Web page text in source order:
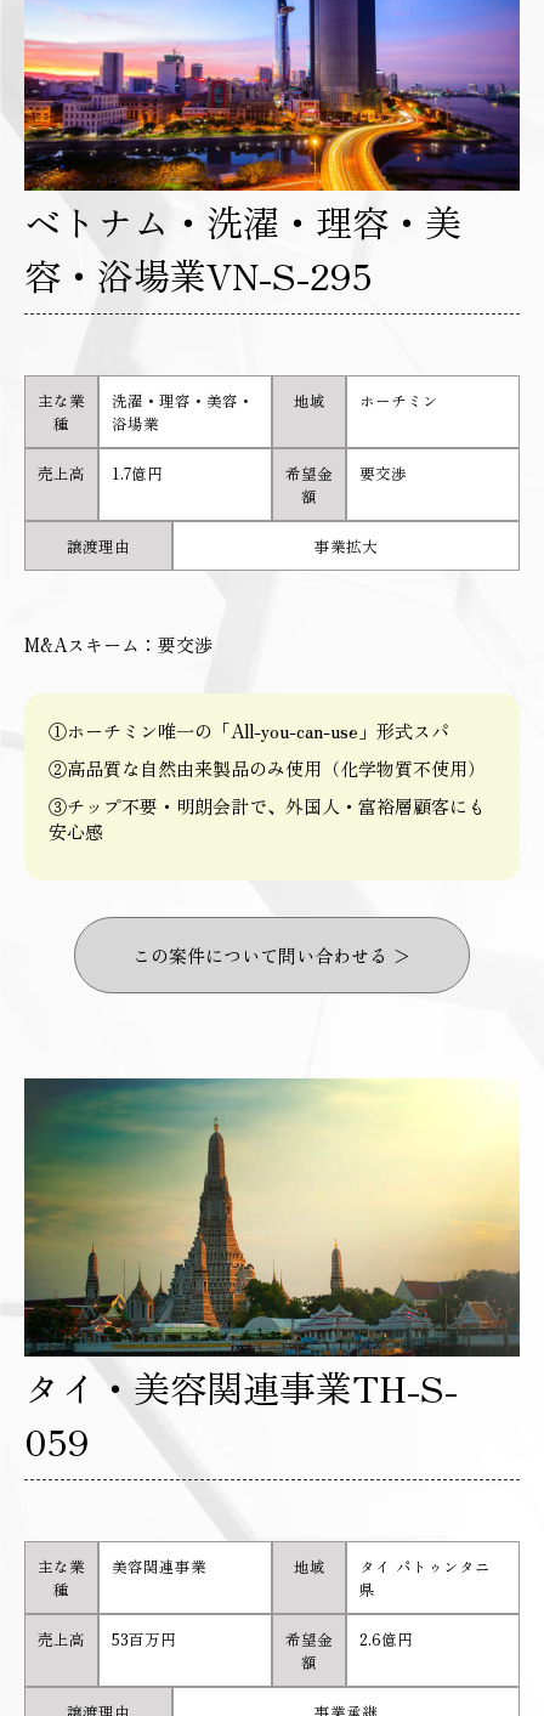
ベトナム・洗濯・理容・美
容・浴場業VN-S-295
主な業
種
洗濯・理容・美容・
浴場業
地域 ホーチミン
売上高 1.7億円
希望金
額
要交渉
譲渡理由 事業拡大
M&Aスキーム：要交渉
①ホーチミン唯一の「All-you-can-use」形式スパ
②高品質な自然由来製品のみ使用（化学物質不使用）
③チップ不要・明朗会計で、外国人・富裕層顧客にも
安心感
この案件について問い合わせる ＞
タイ・美容関連事業TH-S-
059
主な業
種
美容関連事業 地域
タイ パトゥンタニ
県
売上高 53百万円
希望金
額
2.6億円